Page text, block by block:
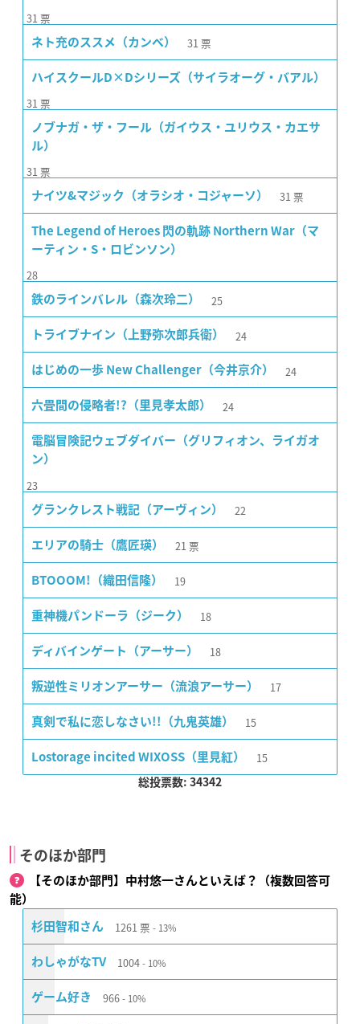
31 票
ネト充のススメ（カンベ） 31 票
ハイスクールD×Dシリーズ（サイラオーグ・バアル）
31 票
ノブナガ・ザ・フール（ガイウス・ユリウス・カエサ
ル）
31 票
ナイツ&マジック（オラシオ・コジャーソ） 31 票
The Legend of Heroes 閃の軌跡 Northern War（マ
ーティン・S・ロビンソン）
28
鉄のラインバレル（森次玲二） 25
トライブナイン（上野弥次郎兵衛） 24
はじめの一歩 New Challenger（今井京介） 24
六畳間の侵略者!?（里見孝太郎） 24
電脳冒険記ウェブダイバー（グリフィオン、ライガオ
ン）
23
グランクレスト戦記（アーヴィン） 22
エリアの騎士（鷹匠瑛） 21 票
BTOOOM!（織田信隆） 19
重神機パンドーラ（ジーク） 18
ディバインゲート（アーサー） 18
叛逆性ミリオンアーサー（流浪アーサー） 17
真剣で私に恋しなさい!!（九鬼英雄） 15
Lostorage incited WIXOSS（里見紅） 15
総投票数: 34342
そのほか部門
【そのほか部門】中村悠一さんといえば？（複数回答可
能）
杉田智和さん 1261 票 13%
わしゃがなTV 1004 10%
ゲーム好き 966 10%